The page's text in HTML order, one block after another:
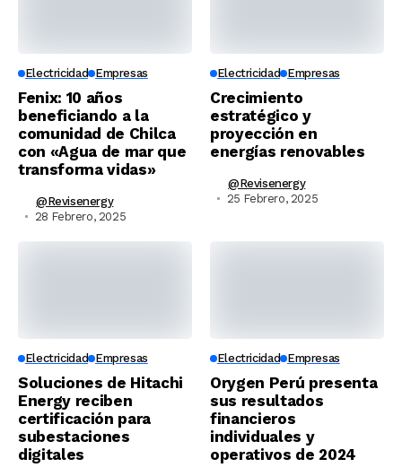
Electricidad Empresas
Fenix: 10 años
beneficiando a la
comunidad de Chilca
con «Agua de mar que
transforma vidas»
@revisenergy
28 Febrero, 2025
Electricidad Empresas
Crecimiento
estratégico y
proyección en
energías renovables
@revisenergy
25 Febrero, 2025
Electricidad Empresas
Soluciones de Hitachi
Energy reciben
certificación para
subestaciones
digitales
Electricidad Empresas
Orygen Perú presenta
sus resultados
financieros
individuales y
operativos de 2024